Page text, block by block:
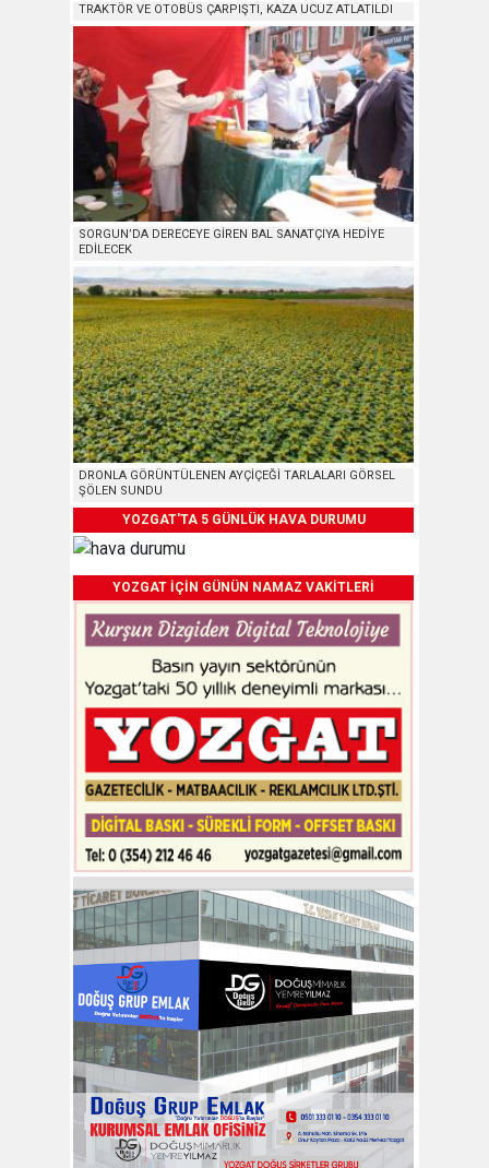
TRAKTÖR VE OTOBÜS ÇARPIŞTI, KAZA UCUZ ATLATILDI
SORGUN’DA DERECEYE GİREN BAL SANATÇIYA HEDİYE
EDİLECEK
DRONLA GÖRÜNTÜLENEN AYÇİÇEĞİ TARLALARI GÖRSEL
ŞÖLEN SUNDU
YOZGAT'TA 5 GÜNLÜK HAVA DURUMU
YOZGAT İÇİN GÜNÜN NAMAZ VAKİTLERİ